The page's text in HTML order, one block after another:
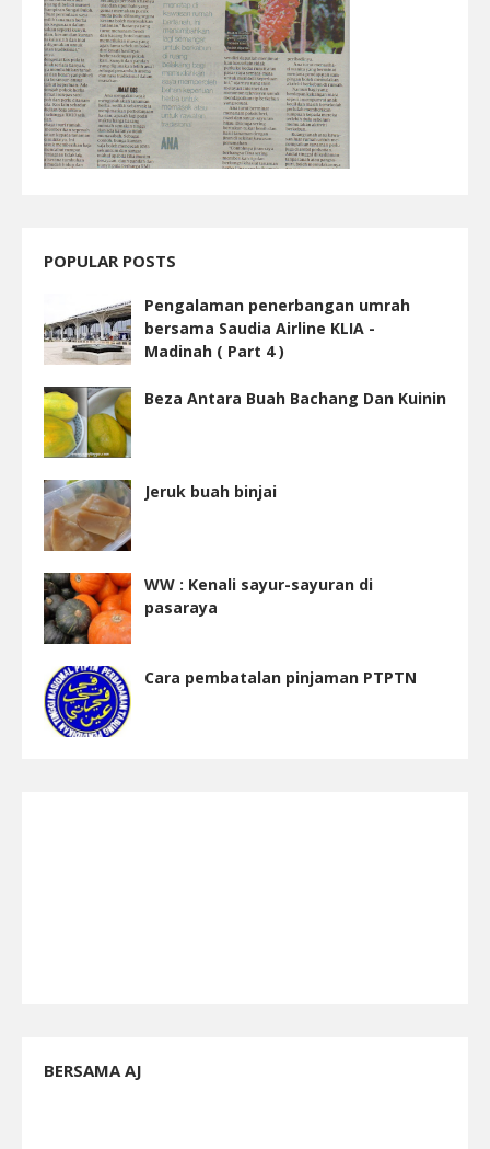
POPULAR POSTS
Pengalaman penerbangan umrah
bersama Saudia Airline KLIA -
Madinah ( Part 4 )
Beza Antara Buah Bachang Dan Kuinin
Jeruk buah binjai
WW : Kenali sayur-sayuran di
pasaraya
Cara pembatalan pinjaman PTPTN
BERSAMA AJ